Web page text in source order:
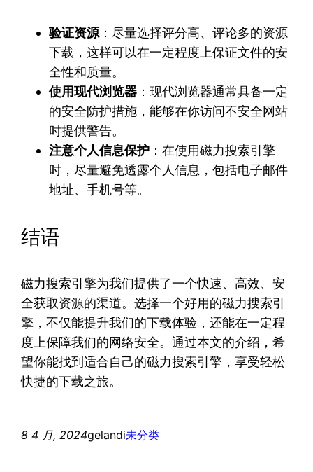
验证资源 ：尽量选择评分高、评论多的资源
下载，这样可以在一定程度上保证文件的安
全性和质量。
使用现代浏览器 ：现代浏览器通常具备一定
的安全防护措施，能够在你访问不安全网站
时提供警告。
注意个人信息保护 ：在使用磁力搜索引擎
时，尽量避免透露个人信息，包括电子邮件
地址、手机号等。
结语
磁力搜索引擎为我们提供了一个快速、高效、安
全获取资源的渠道。选择一个好用的磁力搜索引
擎，不仅能提升我们的下载体验，还能在一定程
度上保障我们的网络安全。通过本文的介绍，希
望你能找到适合自己的磁力搜索引擎，享受轻松
快捷的下载之旅。
8 4 月, 2024gelandi未分类